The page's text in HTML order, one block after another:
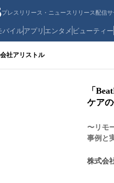
プレスリリース・ニュースリリース配信
バイルアプリ エンタメ ビューティー
社アリストル
「
ケア
〜リモ
事例と
株式会